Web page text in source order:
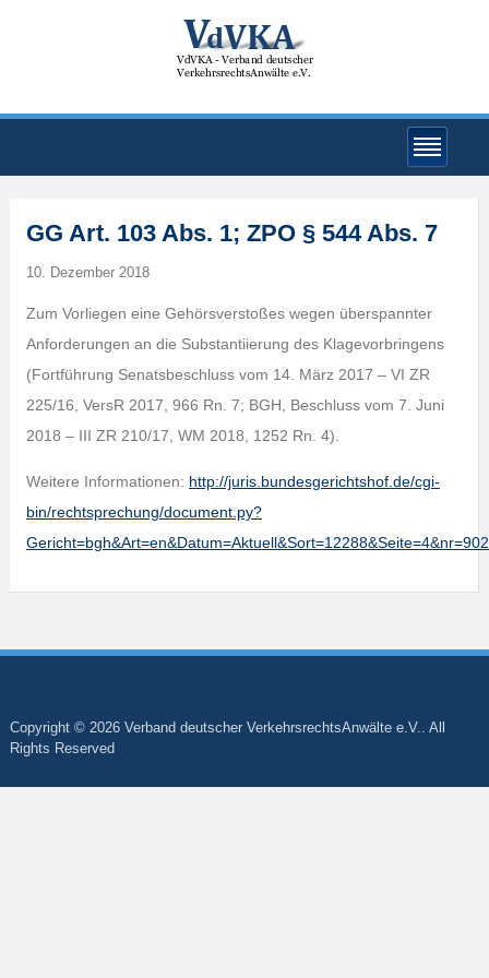
GG Art. 103 Abs. 1; ZPO § 544 Abs. 7
10. Dezember 2018
Zum Vorliegen eine Gehörsverstoßes wegen überspannter
Anforderungen an die Substantiierung des Klagevorbringens
(Fortführung Senatsbeschluss vom 14. März 2017 – VI ZR
225/16, VersR 2017, 966 Rn. 7; BGH, Beschluss vom 7. Juni
2018 – III ZR 210/17, WM 2018, 1252 Rn. 4).
Weitere Informationen: http://juris.bundesgerichtshof.de/cgi-
bin/rechtsprechung/document.py?
Copyright © 2026 Verband deutscher VerkehrsrechtsAnwälte e.V.. All
Rights Reserved